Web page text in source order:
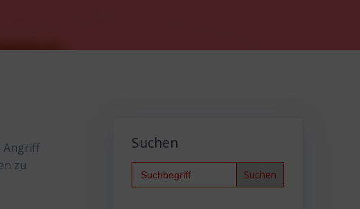
Angriff
zu
Suchen
Search
for: